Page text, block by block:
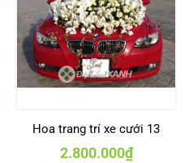
Hoa trang trí xe cưới 13
2.800.000₫